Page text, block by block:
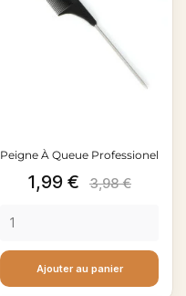
Peigne À Queue Professionel
Prix
1,99 € Prix
3,98 €
Ajouter au panier